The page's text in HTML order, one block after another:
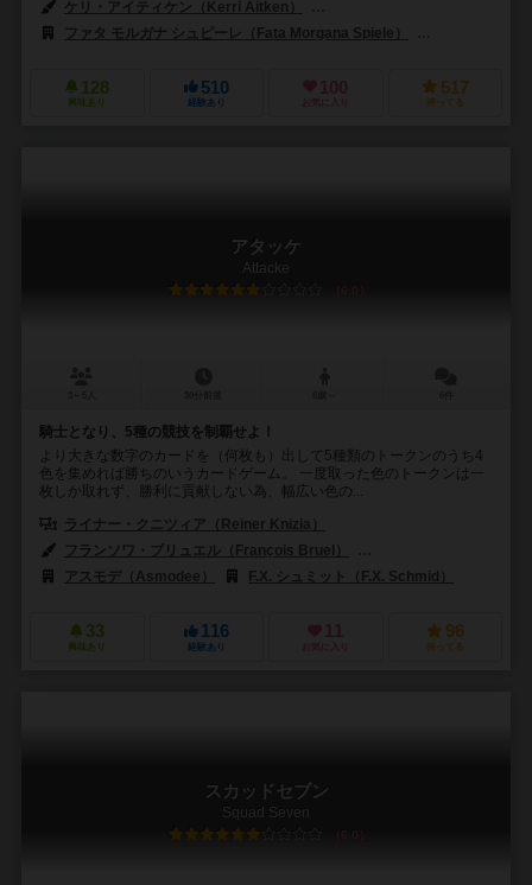
ケリ・アイティケン（Kerri Aitken）
ファタ モルガナ シュピーレ（Fata Morgana Spiele）
128
興味あり
510
経験あり
100
お気に入り
517
持ってる
アタッケ
Attacke
6.0
騎士となり、5種の競技を制覇せよ！
より大きな数字のカードを（何枚も）出して5種類のトークンのうち4
色を集めれば勝ちのいうカードゲーム。 一度取った色のトークンは一
枚しか取れず、勝利に貢献しない為、幅広い色の...
ライナー・クニツィア（Reiner Knizia）
フランソワ・ブリュエル（François Bruel）
アスモデ（Asmodee）
F.X. シュミット（F.X. Schmid）
33
興味あり
116
経験あり
11
お気に入り
96
持ってる
スカッドセブン
Squad Seven
6.0